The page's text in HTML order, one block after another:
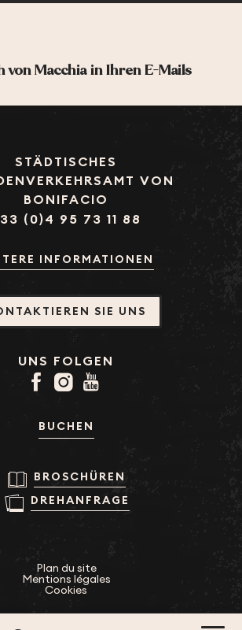
von Macchia in Ihren E-Mails
STÄDTISCHES
VON
BONIFACIO
(0)4 95 73 11 88
INFORMATIONEN
SIE UNS
UNS FOLGEN
BUCHEN
BROSCHÜREN
DREHANFRAGE
Plan du site
Mentions légales
Cookies